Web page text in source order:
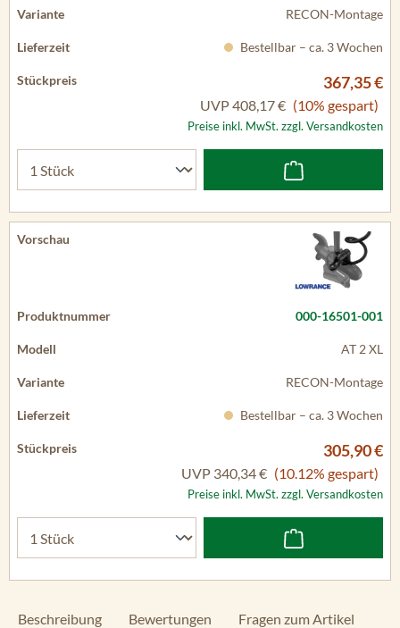
RECON-Montage
Bestellbar – ca. 3 Wochen
367,35 €
UVP408,17 € (10% gespart)
Preise inkl. MwSt. zzgl. Versandkosten
000-16501-001
AT 2 XL
RECON-Montage
Bestellbar – ca. 3 Wochen
305,90 €
UVP 340,34 € (10.12% gespart)
Preise inkl. MwSt. zzgl. Versandkosten
Beschreibung Bewertungen Fragen zum Artikel